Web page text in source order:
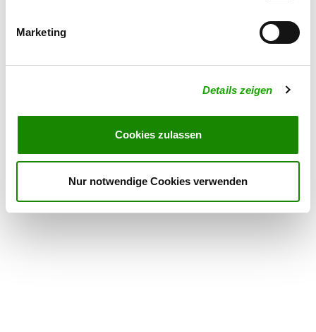
Marketing
Details zeigen
Cookies zulassen
Nur notwendige Cookies verwenden
Faehrte, Unterordnung, Schutzdienst
Exercise times in summer:
15:00 h - 18:00 h
Saturday 11:00 h - 14:00 h
Wednesday 15:00 h - 18:00 h
Saturday 11:00 h - 14:00 h